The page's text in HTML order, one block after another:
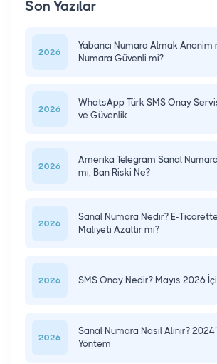
Son Yazılar
2026
Yabancı Numara Almak Anonim
Numara Güvenli mi?
2026
WhatsApp Türk SMS Onay
ve Güvenlik
2026
Amerika Telegram Sanal
mı, Ban Riski Ne?
2026
Sanal Numara Nedir? E-
Maliyeti Azaltır mı?
2026 SMS Onay Nedir? Mayıs 2026
2026
Sanal Numara Nasıl Alınır?
Yöntem